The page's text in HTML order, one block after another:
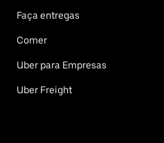
Faça entregas
Comer
Uber para Empresas
Uber Freight